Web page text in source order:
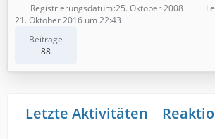
Beiträge
88
Registrierungsdatum 25. Oktober 2008
21. Oktober 2016 um 22:43
Letzte Aktivitäten